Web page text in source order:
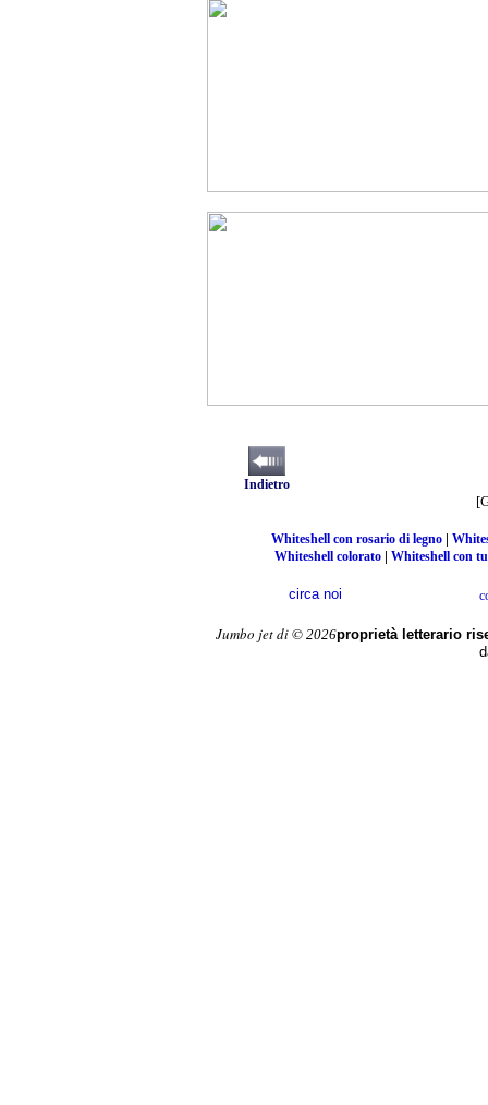
Indietro
Whiteshell con rosario di legno |
Whiteshell colorato | Whiteshell con
circa noi
Jumbo jet di © 2026proprietà letterario